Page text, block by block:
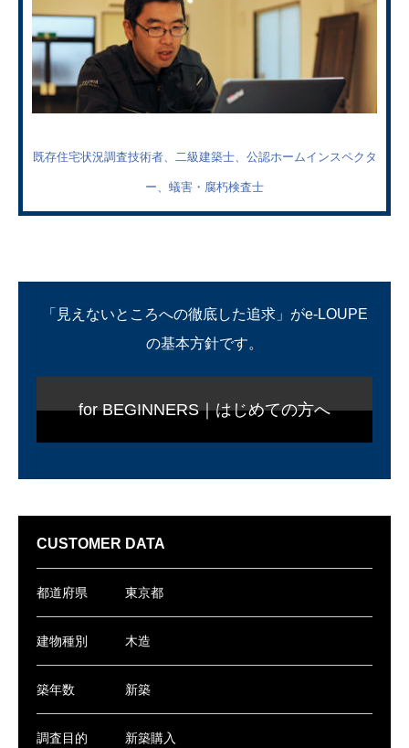
既存住宅状況調査技術者、二級建築士、公認ホームインスペクタ
ー、蟻害・腐朽検査士
「見えないところへの徹底した追求」がe-LOUPE
の基本方針です。
for BEGINNERS｜はじめての方へ
CUSTOMER DATA
都道府県 東京都
建物種別 木造
築年数 新築
調査目的 新築購入